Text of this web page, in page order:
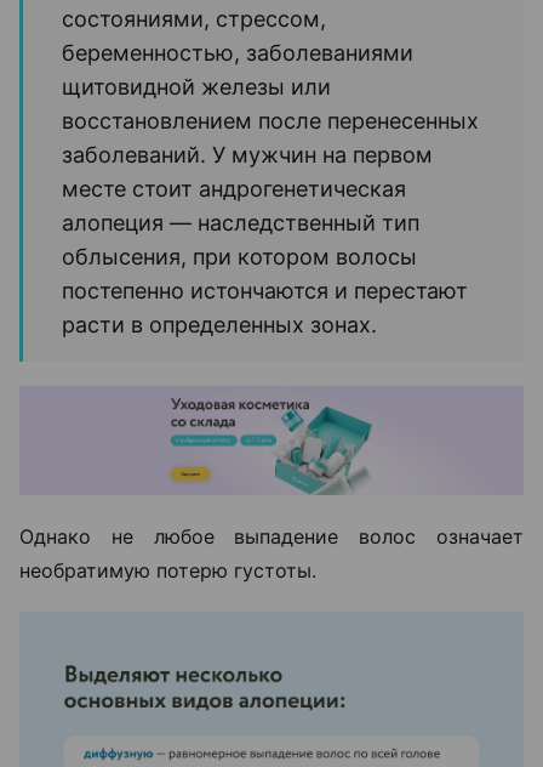
состояниями, стрессом,
беременностью, заболеваниями
щитовидной железы или
восстановлением после перенесенных
заболеваний. У мужчин на первом
месте стоит андрогенетическая
алопеция — наследственный тип
облысения, при котором волосы
постепенно истончаются и перестают
расти в определенных зонах.
Однако не любое выпадение волос означает
необратимую потерю густоты.